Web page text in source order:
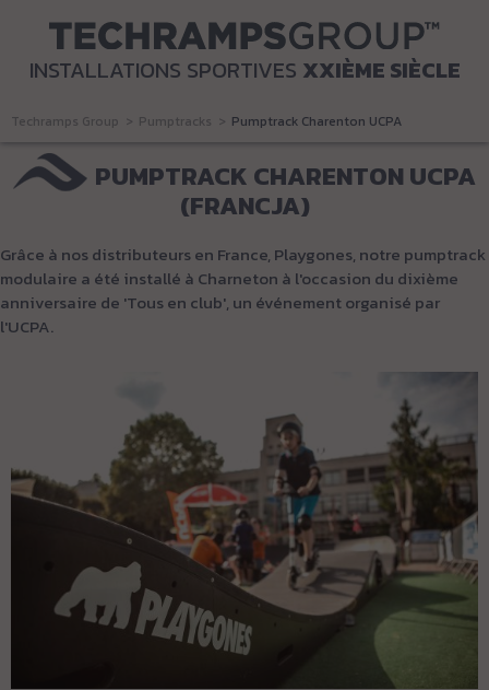
INSTALLATIONS SPORTIVES XXIÈME SIÈCLE
Techramps Group Pumptracks Pumptrack Charenton UCPA (Francja)
PUMPTRACK CHARENTON UCPA
(FRANCJA)
Grâce à nos distributeurs en France, Playgones, notre pumptrack
modulaire a été installé à Charneton à l'occasion du dixième
anniversaire de 'Tous en club', un événement organisé par
l'UCPA.